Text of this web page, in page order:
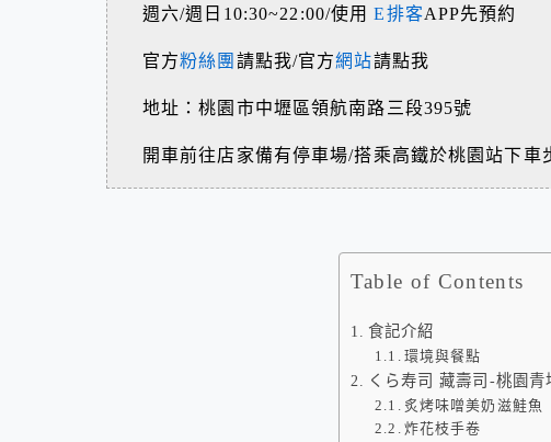
週六/週日10:30~22:00/使用E排客APP先預約
官方粉絲團 請點我/官方網站請點我
地址：桃園市中壢區領航南路三段395號
開車前往店家備有停車場/搭乘高鐵於桃園站下車
Table of Contents
食記介紹
環境與餐點
くら寿司 藏壽司-桃園
炙烤味噌美奶滋鮭魚
炸花枝手卷